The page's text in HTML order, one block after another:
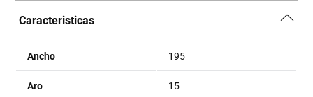
Caracteristicas
Ancho 195
Aro 15